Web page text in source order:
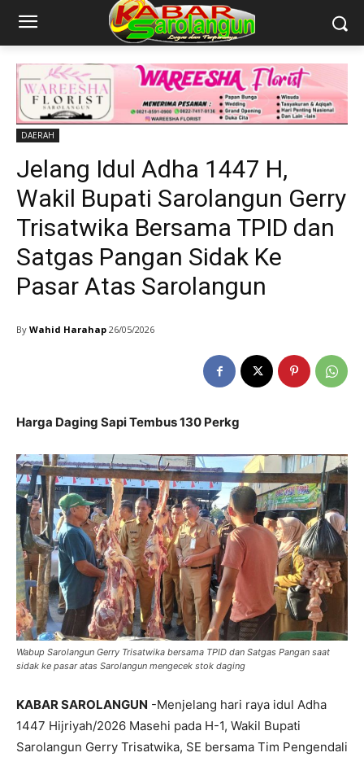
DAERAH
Jelang Idul Adha 1447 H,
Wakil Bupati Sarolangun Gerry
Trisatwika Bersama TPID dan
Satgas Pangan Sidak Ke
Pasar Atas Sarolangun
By Wahid Harahap 26/05/2026
Harga Daging Sapi Tembus 130 Perkg
Wabup Sarolangun Gerry Trisatwika bersama TPID dan Satgas Pangan saat
sidak ke pasar atas Sarolangun mengecek stok daging
KABAR SAROLANGUN -Menjelang hari raya idul Adha
1447 Hijriyah/2026 Masehi pada H-1, Wakil Bupati
Sarolangun Gerry Trisatwika, SE bersama Tim Pengendali